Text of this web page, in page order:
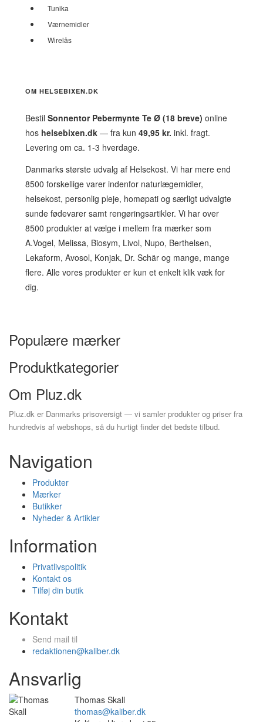
Tunika
Værnemidler
Wirelås
OM HELSEBIXEN.DK
Bestil Sonnentor Pebermynte Te Ø (18 breve) online
hos helsebixen.dk — fra kun 49,95 kr. inkl. fragt.
Levering om ca. 1-3 hverdage.
Danmarks største udvalg af Helsekost. Vi har mere end
8500 forskellige varer indenfor naturlægemidler,
helsekost, personlig pleje, homøpati og særligt udvalgte
sunde fødevarer samt rengøringsartikler. Vi har over
8500 produkter at vælge i mellem fra mærker som
A.Vogel, Melissa, Biosym, Livol, Nupo, Berthelsen,
Lekaform, Avosol, Konjak, Dr. Schär og mange, mange
flere. Alle vores produkter er kun et enkelt klik væk for
dig.
Populære mærker
Produktkategorier
Om Pluz.dk
Pluz.dk er Danmarks prisoversigt — vi samler produkter og priser fra
hundredvis af webshops, så du hurtigt finder det bedste tilbud.
Navigation
Produkter
Mærker
Butikker
Nyheder & Artikler
Information
Privatlivspolitik
Kontakt os
Tilføj din butik
Kontakt
Send mail til
redaktionen@kaliber.dk
Ansvarlig
Thomas Skall
thomas@kaliber.dk